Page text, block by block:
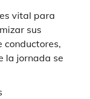
vital para
sus
conductores,
la jornada se